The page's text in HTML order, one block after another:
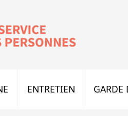
ENTRETIEN GARDE